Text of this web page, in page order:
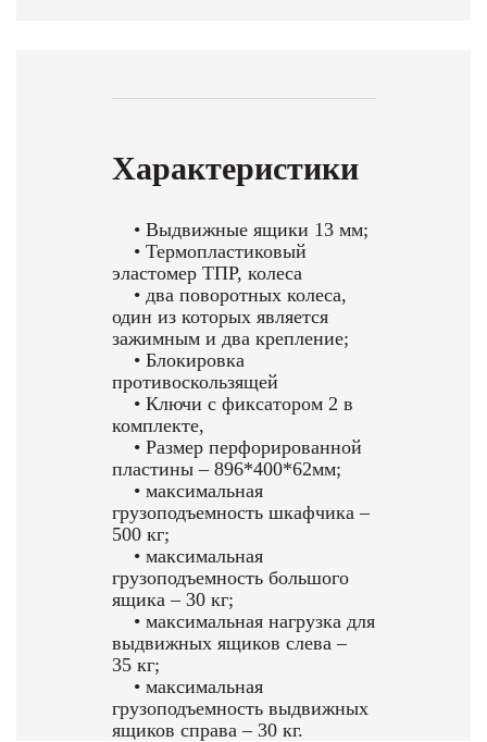
Характеристики
• Выдвижные ящики 13 мм;
• Термопластиковый
эластомер TПР, колеса
• два поворотных колеса,
один из которых является
зажимным и два крепление;
• Блокировка
противоскользящей
• Ключи с фиксатором 2 в
комплекте,
• Размер перфорированной
пластины – 896*400*62мм;
• максимальная
грузоподъемность шкафчика –
500 кг;
• максимальная
грузоподъемность большого
ящика – 30 кг;
• максимальная нагрузка для
выдвижных ящиков слева –
35 кг;
• максимальная
грузоподъемность выдвижных
ящиков справа – 30 кг.